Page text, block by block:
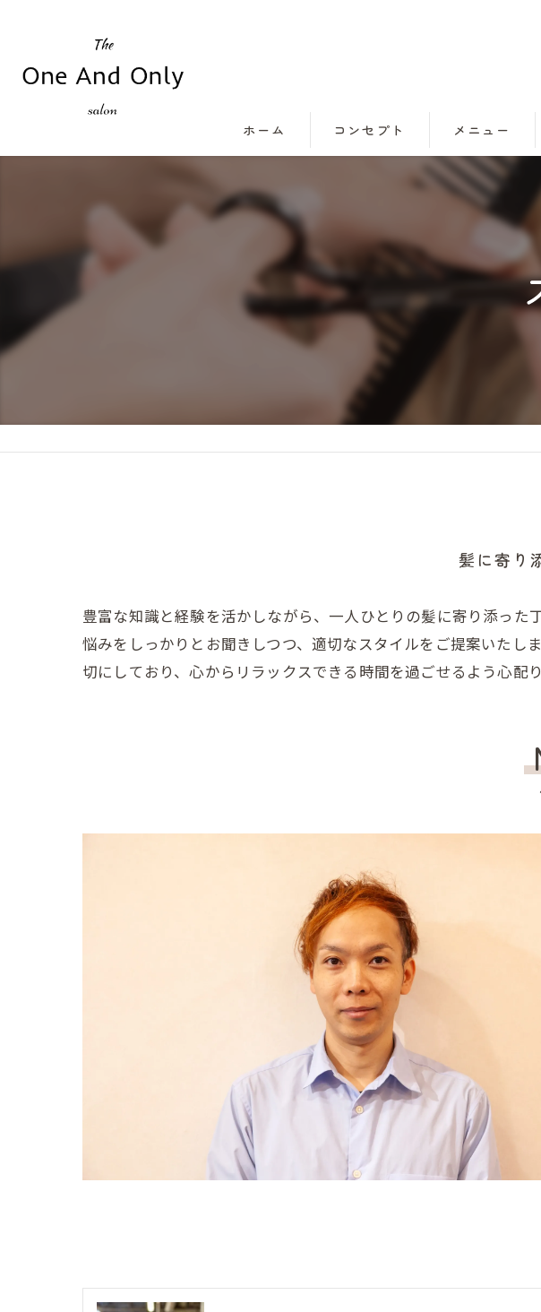
ホーム コンセプト メニュー
髪に寄り
豊富な知識と経験を活かしながら、一人ひとりの髪に寄り添っ
悩みをしっかりとお聞きしつつ、適切なスタイルをご提案いた
切にしており、心からリラックスできる時間を過ごせるよう心配